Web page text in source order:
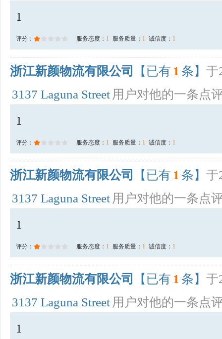
1
评分： 服务态度： 1 服务质量： 1 诚信度： 1
浙江新颜物流有限公司 【已有 1 条】 于
3137 Laguna Street 用户对他的一条点
1
评分： 服务态度： 1 服务质量： 1 诚信度： 1
浙江新颜物流有限公司 【已有 1 条】 于
3137 Laguna Street 用户对他的一条点
1
评分： 服务态度： 1 服务质量： 1 诚信度： 1
浙江新颜物流有限公司 【已有 1 条】 于
3137 Laguna Street 用户对他的一条点
1